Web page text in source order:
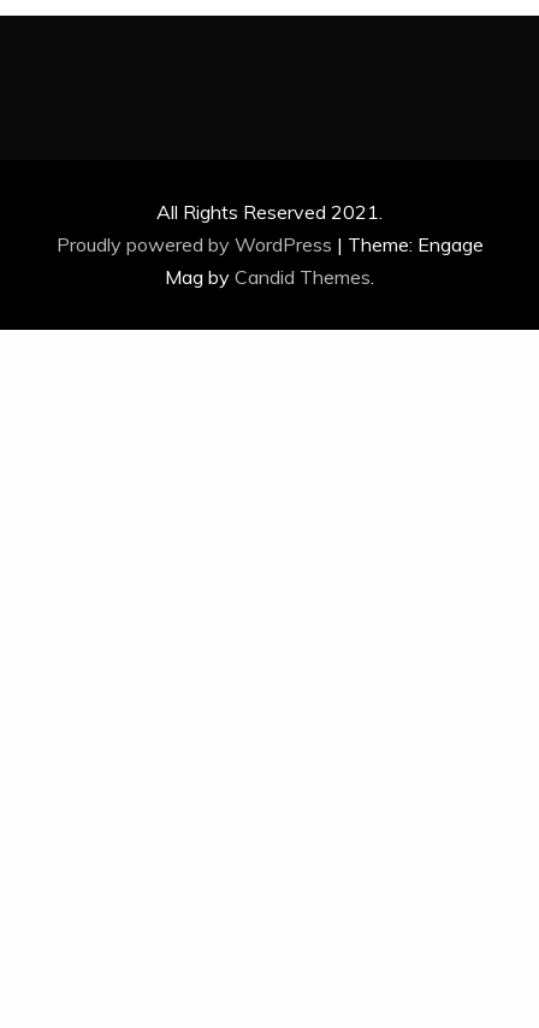
All Rights Reserved 2021.
Proudly powered by WordPress | Theme: Engage
Mag by Candid Themes